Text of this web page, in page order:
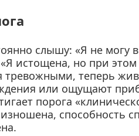
слышу: «Я не могу
истощена, но при
тревожными, теперь
или ощущают
порога
способность